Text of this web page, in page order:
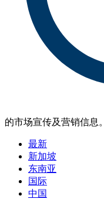
的市场宣传及营销信息。
最新
新加坡
东南亚
国际
中国